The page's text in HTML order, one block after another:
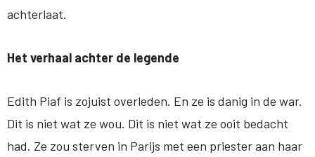
achterlaat.
Het verhaal achter de legende
Edith Piaf is zojuist overleden. En ze is danig in de war.
Dit is niet wat ze wou. Dit is niet wat ze ooit bedacht
had. Ze zou sterven in Parijs met een priester aan haar